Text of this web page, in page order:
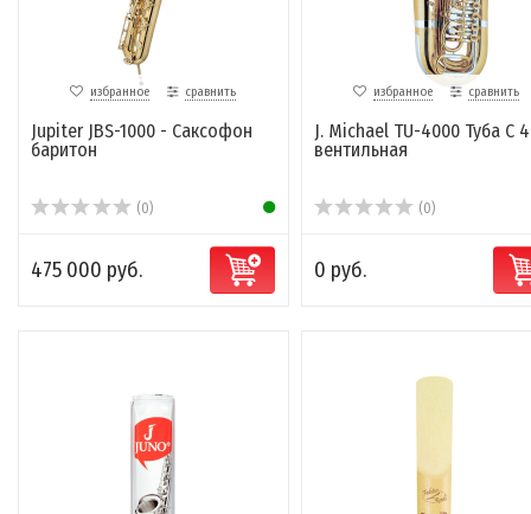
избранное сравнить
Jupiter JBS-1000 - Саксофон
баритон
(0)
475 000 руб.
избранное сравнить
J. Michael TU-4000 Туба C
вентильная
(0)
0 руб.